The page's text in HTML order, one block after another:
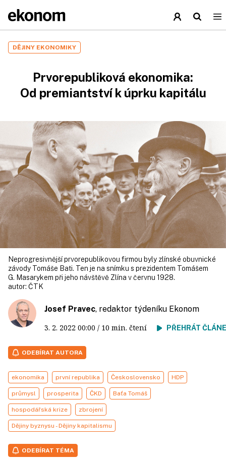
DĚJINY EKONOMIKY
Prvorepubliková ekonomika:
Od premiantství k úprku kapitálu
Neprogresivnější prvorepublikovou firmou byly zlínské obuvnické
závody Tomáše Bati. Ten je na snímku s prezidentem Tomášem
G. Masa­ry­kem při jeho návštěvě Zlína v červnu 1928.
autor: ČTK
Josef Pravec, redaktor týdeníku Ekonom
3. 2. 2022 00:00 / 10 min. čtení PŘEHRÁT
ODEBÍRAT AUTORA
ekonomika první republika Československo HDP
průmysl prosperita ČKD Baťa Tomáš
hospodářská krize zbrojení
Dějiny byznysu - Dějiny kapitalismu
ODEBÍRAT TÉMA